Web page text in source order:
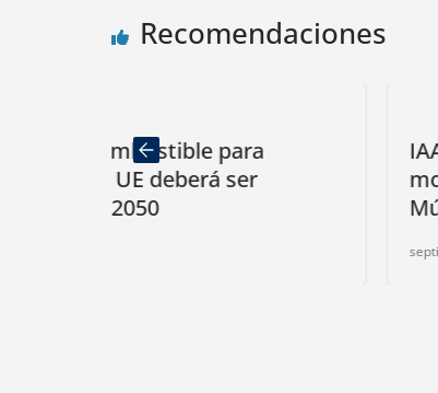
Recomendaciones
IAA MOBILITY: seis
movilidad sostenible y